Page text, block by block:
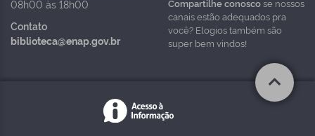
08h00 às 18h00
Contato
biblioteca@enap.gov.br
Compartilhe conoscose nossos
canais estão adequados pra
você? Elogios também são
super bem vindos!